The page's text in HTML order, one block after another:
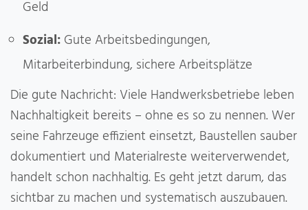
Geld
Sozial: Gute Arbeitsbedingungen,
Mitarbeiterbindung, sichere Arbeitsplätze
Die gute Nachricht: Viele Handwerksbetriebe leben
Nachhaltigkeit bereits – ohne es so zu nennen. Wer
seine Fahrzeuge effizient einsetzt, Baustellen sauber
dokumentiert und Materialreste weiterverwendet,
handelt schon nachhaltig. Es geht jetzt darum, das
sichtbar zu machen und systematisch auszubauen.